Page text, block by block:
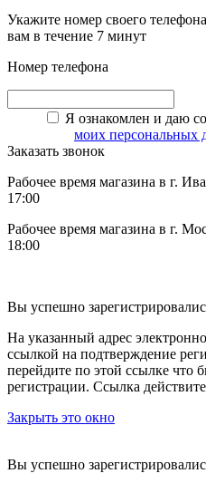
Укажите номер своего
вам в течение 7 минут
Номер телефона
Я ознакомлен и даю
моих персональных
Заказать звонок
Рабочее время магазина в г.
17:00
Рабочее время магазина в г.
18:00
Вы успешно
На указанный адрес
ссылкой на подтверждение
перейдите по этой ссылке что
регистрации. Ссылка
Закрыть это окно
Вы успешно